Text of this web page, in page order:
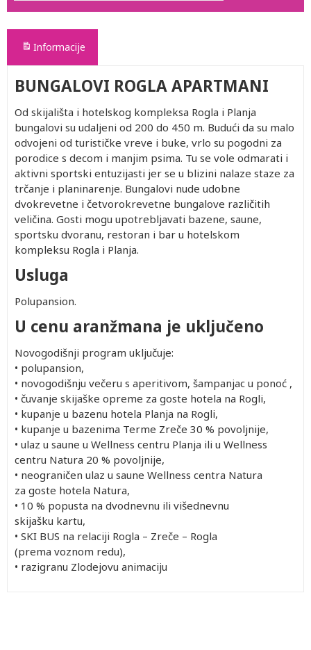
Informacije
BUNGALOVI ROGLA APARTMANI
Od skijališta i hotelskog kompleksa Rogla i Planja
bungalovi su udaljeni od 200 do 450 m. Budući da su malo
odvojeni od turističke vreve i buke, vrlo su pogodni za
porodice s decom i manjim psima. Tu se vole odmarati i
aktivni sportski entuzijasti jer se u blizini nalaze staze za
trčanje i planinarenje. Bungalovi nude udobne
dvokrevetne i četvorokrevetne bungalove različitih
veličina. Gosti mogu upotrebljavati bazene, saune,
sportsku dvoranu, restoran i bar u hotelskom
kompleksu Rogla i Planja.
Usluga
Polupansion.
U cenu aranžmana je uključeno
Novogodišnji program uključuje:
• polupansion,
• novogodišnju večeru s aperitivom, šampanjac u ponoć ,
• čuvanje skijaške opreme za goste hotela na Rogli,
• kupanje u bazenu hotela Planja na Rogli,
• kupanje u bazenima Terme Zreče 30 % povoljnije,
• ulaz u saune u Wellness centru Planja ili u Wellness
centru Natura 20 % povoljnije,
• neograničen ulaz u saune Wellness centra Natura
za goste hotela Natura,
• 10 % popusta na dvodnevnu ili višednevnu
skijašku kartu,
• SKI BUS na relaciji Rogla – Zreče – Rogla
(prema voznom redu),
• razigranu Zlodejovu animaciju